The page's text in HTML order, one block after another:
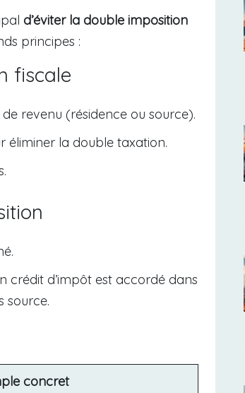
d’éviter la double imposition
principes :
fiscale
revenu (résidence ou source).
éliminer la double taxation.
crédit d’impôt est accordé dans
source.
concret